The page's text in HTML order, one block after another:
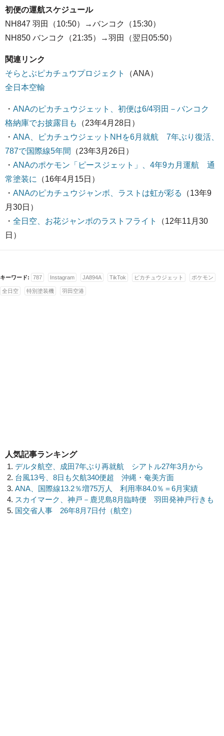
初便の運航スケジュール
NH847 羽田（10:50）→バンコク（15:30）
NH850 バンコク（21:35）→羽田（翌日05:50）
関連リンク
そらとぶピカチュウプロジェクト
（ANA）
全日本空輸
・ ANAのピカチュウジェット、初便は6/4羽田－バンコク
格納庫でお披露目も
（23年4月28日）
・ ANA、ピカチュウジェットNHを6月就航 7年ぶり復活、
787で国際線5年間
（23年3月26日）
・ ANAのポケモン「ピースジェット」、4年9カ月運航 通
常塗装に
（16年4月15日）
・ ANAのピカチュウジャンボ、ラストは虹が彩る
（13年9
月30日）
・ 全日空、お花ジャンボのラストフライト
（12年11月30
日）
キーワード: 787 Instagram JA894A TikTok ピカチュウジェット ポケモン
全日空 特別塗装機 羽田空港
人気記事ランキング
デルタ航空、成田7年ぶり再就航 シアトル27年3月から
台風13号、8日も欠航340便超 沖縄・奄美方面
ANA、国際線13.2％増75万人 利用率84.0％＝6月実績
スカイマーク、神戸－鹿児島8月臨時便 羽田発神戸行きも
国交省人事 26年8月7日付（航空）